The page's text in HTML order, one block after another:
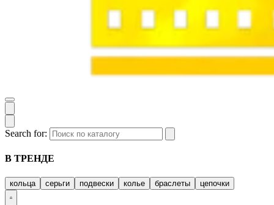
Search for:
В ТРЕНДЕ
кольца серьги подвески колье браслеты цепочки